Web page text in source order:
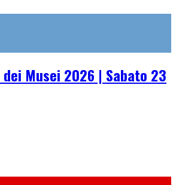
dei Musei 2026 | Sabato 23